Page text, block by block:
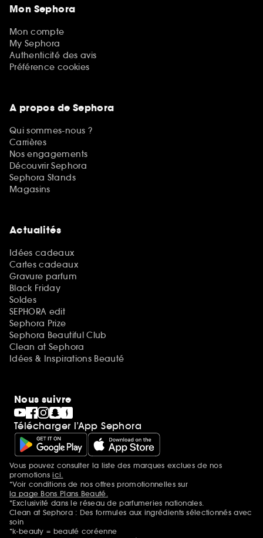
Mon Sephora
Mon compte
My Sephora
Authenticité des avis
Préférence cookies
A propos de Sephora
Qui sommes-nous ?
Carrières
Nos engagements
Découvrir Sephora
Sephora Stands
Magasins
Actualités
Idées cadeaux
Cartes cadeaux
Gravure parfum
Black Friday
Soldes
SEPHORA edit
Sephora Prize
Sephora Beautiful Club
Clean at Sephora
Idées & Inspirations Beauté
Nous suivre
Télécharger l’App Sephora
Mentions additionnelles
Vous pouvez consulter la liste des marques exclues de nos
promotionsici.
*Voir conditions de nos offres promotionnelles sur
la page Bons Plans Beauté.
*Exclusivité dans le réseau de parfumeries nationales.
Clean at Sephora : Des formules aux ingrédients sélectionnés avec
soin
*k-beauty = beauté coréenne